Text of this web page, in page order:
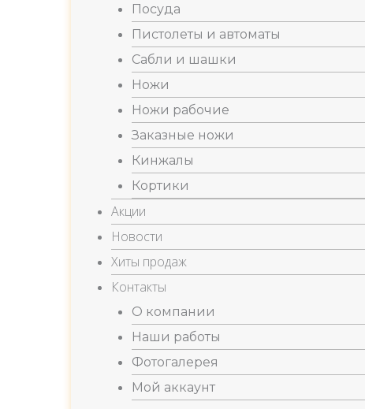
Посуда
Пистолеты и автоматы
Сабли и шашки
Ножи
Ножи рабочие
Заказные ножи
Кинжалы
Кортики
Акции
Новости
Хиты продаж
Контакты
О компании
Наши работы
Фотогалерея
Мой аккаунт